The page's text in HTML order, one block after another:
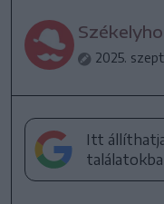
2025.
Itt